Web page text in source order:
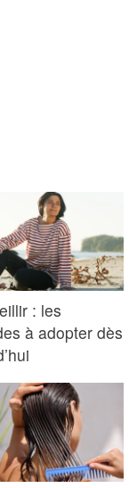
: les
à adopter dès